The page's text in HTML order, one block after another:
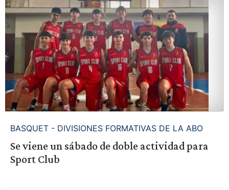
BASQUET - DIVISIONES FORMATIVAS DE LA ABO
Se viene un sábado de doble actividad para
Sport Club